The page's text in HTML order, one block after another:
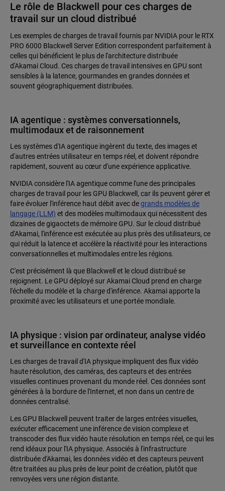
Le rôle de Blackwell pour ces charges de
travail sur un cloud distribué
Les exemples de charges de travail fournis par NVIDIA pour le RTX
PRO 6000 Blackwell Server Edition correspondent parfaitement à
celles qui bénéficient le plus de l'architecture distribuée
d'Akamai Cloud. Ces charges de travail intensives en GPU sont
sensibles à la latence, gourmandes en grandes données et
souvent géographiquement distribuées.
IA agentique : systèmes conversationnels,
multimodaux et de raisonnement
Les systèmes d'IA agentique ingèrent du texte, des images et
d'autres entrées utilisateur en temps réel, et doivent répondre
rapidement, souvent au cœur d'une expérience applicative.
NVIDIA considère l'IA agentique comme l'une des principales
charges de travail pour les GPU Blackwell, car ils peuvent gérer et
faire évoluer l'inférence haut débit avec degrands modèles de
langage (LLM) et des modèles multimodaux qui nécessitent des
dizaines de gigaoctets de mémoire GPU. Sur le cloud distribué
d'Akamai, l'inférence est exécutée au plus près des utilisateurs, ce
qui réduit la latence et accélère la réactivité pour les interactions
conversationnelles et multimodales entre les régions.
C'est précisément là que Blackwell et le cloud distribué se
rejoignent. Le GPU déployé sur Akamai Cloud prend en charge
l'échelle du modèle et la charge d'inférence. Akamai apporte la
proximité avec les utilisateurs et une portée mondiale.
IA physique : vision par ordinateur, analyse vidéo
et surveillance en contexte réel
Les charges de travail d'IA physique impliquent des flux vidéo
haute résolution, des caméras, des capteurs et des entrées
visuelles continues provenant du monde réel. Ces données sont
générées à la bordure de l'Internet, et non dans un centre de
données centralisé.
Les GPU Blackwell peuvent traiter de larges entrées visuelles,
exécuter efficacement une inférence de vision complexe et
transcoder des flux vidéo haute résolution en temps réel, ce qui les
rend idéaux pour l'IA physique. Associés à l'infrastructure
distribuée d'Akamai, les données vidéo et des capteurs peuvent
être traitées au plus près de leur point de création, plutôt que
renvoyées vers une région distante.